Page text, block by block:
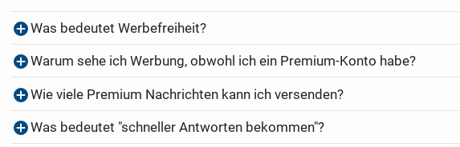
Was bedeutet Werbefreiheit?
Warum sehe ich Werbung, obwohl ich ein Premium-Konto habe?
Wie viele Premium Nachrichten kann ich versenden?
Was bedeutet "schneller Antworten bekommen"?